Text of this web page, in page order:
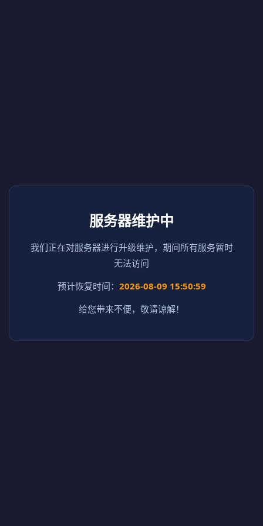
服务器维护中
我们正在对服务器进行升级维护，期间所有服务暂时
无法访问
预计恢复时间： 2026-08-09 15:50:59
给您带来不便，敬请谅解！